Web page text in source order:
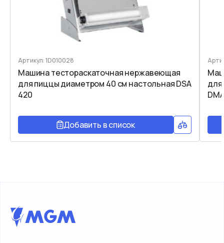
Артикул: 1D010028
Машина тестораскаточная нержавеющая
для пиццы диаметром 40 см настольная DSA
420
Добавить в список